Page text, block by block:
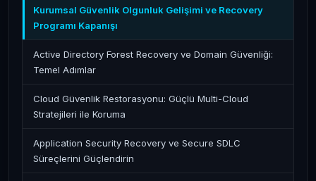
Kurumsal Güvenlik Olgunluk Gelişimi ve Recovery
Programı Kapanışı
Active Directory Forest Recovery ve Domain Güvenliği:
Temel Adımlar
Cloud Güvenlik Restorasyonu: Güçlü Multi-Cloud
Stratejileri ile Koruma
Application Security Recovery ve Secure SDLC
Süreçlerini Güçlendirin